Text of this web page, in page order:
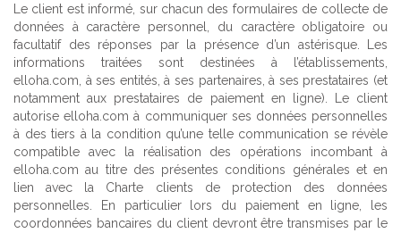
Le client est informé, sur chacun des formulaires de collecte de
données à caractère personnel, du caractère obligatoire ou
facultatif des réponses par la présence d’un astérisque. Les
informations traitées sont destinées à l’établissements,
elloha.com, à ses entités, à ses partenaires, à ses prestataires (et
notamment aux prestataires de paiement en ligne). Le client
autorise elloha.com à communiquer ses données personnelles
à des tiers à la condition qu’une telle communication se révèle
compatible avec la réalisation des opérations incombant à
elloha.com au titre des présentes conditions générales et en
lien avec la Charte clients de protection des données
personnelles. En particulier lors du paiement en ligne, les
coordonnées bancaires du client devront être transmises par le